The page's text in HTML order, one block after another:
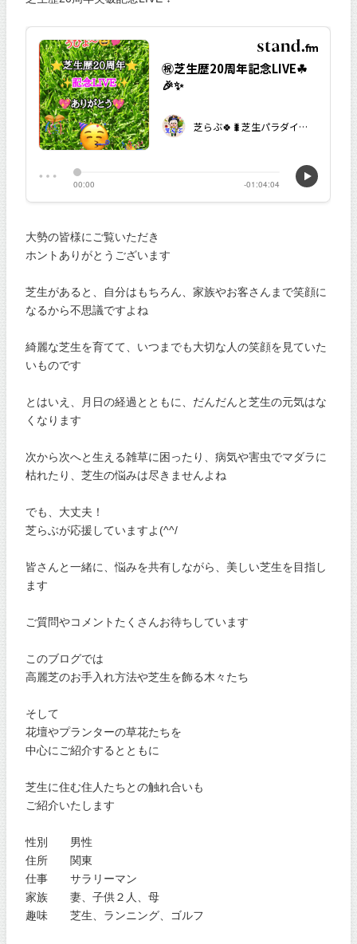
大勢の皆様にご覧いただき
ホントありがとうございます
芝生があると、自分はもちろん、家族やお客さんまで笑顔に
なるから不思議ですよね
綺麗な芝生を育てて、いつまでも大切な人の笑顔を見ていた
いものです
とはいえ、月日の経過とともに、だんだんと芝生の元気はな
くなります
次から次へと生える雑草に困ったり、病気や害虫でマダラに
枯れたり、芝生の悩みは尽きませんよね
でも、大丈夫！
芝らぶが応援していますよ(^^/
皆さんと一緒に、悩みを共有しながら、美しい芝生を目指し
ます
ご質問やコメントたくさんお待ちしています
このブログでは
高麗芝のお手入れ方法や芝生を飾る木々たち
そして
花壇やプランターの草花たちを
中心にご紹介するとともに
芝生に住む住人たちとの触れ合いも
ご紹介いたします
性別 男性
住所 関東
仕事 サラリーマン
家族 妻、子供２人、母
趣味 芝生、ランニング、ゴルフ